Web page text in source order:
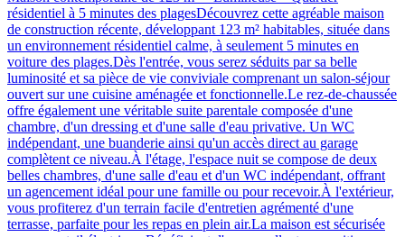
résidentiel à 5 minutes des plagesDécouvrez cette agréable maison
de construction récente, développant 123 m² habitables, située dans
un environnement résidentiel calme, à seulement 5 minutes en
voiture des plages.Dès l'entrée, vous serez séduits par sa belle
luminosité et sa pièce de vie conviviale comprenant un salon-séjour
ouvert sur une cuisine aménagée et fonctionnelle.Le rez-de-chaussée
offre également une véritable suite parentale composée d'une
chambre, d'un dressing et d'une salle d'eau privative. Un WC
indépendant, une buanderie ainsi qu'un accès direct au garage
complètent ce niveau.À l'étage, l'espace nuit se compose de deux
belles chambres, d'une salle d'eau et d'un WC indépendant, offrant
un agencement idéal pour une famille ou pour recevoir.À l'extérieur,
vous profiterez d'un terrain facile d'entretien agrémenté d'une
terrasse, parfaite pour les repas en plein air.La maison est sécurisée